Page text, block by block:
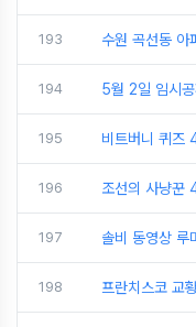
193 수원 곡선동 아
194 5월 2일 임시
195 비트버니 퀴즈
196 조선의 사냥꾼
197 솔비 동영상 루
198 프란치스코 교